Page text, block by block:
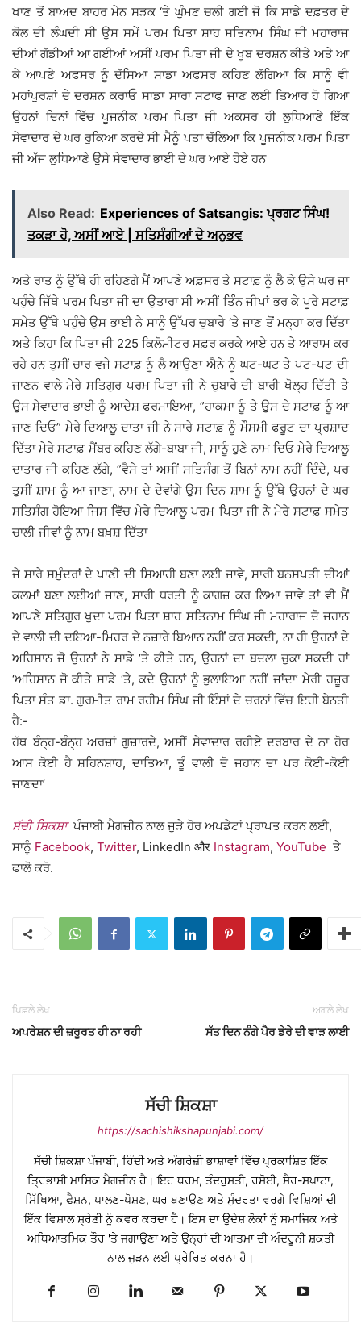
ਖਾਣ ਤੋਂ ਬਾਅਦ ਬਾਹਰ ਮੇਨ ਸੜਕ ‘ਤੇ ਘੁੰਮਣ ਚਲੀ ਗਈ ਜੋ ਕਿ ਸਾਡੇ ਦਫ਼ਤਰ ਦੇ
ਕੋਲ ਦੀ ਲੰਘਦੀ ਸੀ ਉਸ ਸਮੇਂ ਪਰਮ ਪਿਤਾ ਸ਼ਾਹ ਸਤਿਨਾਮ ਸਿੰਘ ਜੀ ਮਹਾਰਾਜ
ਦੀਆਂ ਗੱਡੀਆਂ ਆ ਗਈਆਂ ਅਸੀਂ ਪਰਮ ਪਿਤਾ ਜੀ ਦੇ ਖੂਬ ਦਰਸ਼ਨ ਕੀਤੇ ਅਤੇ ਆ
ਕੇ ਆਪਣੇ ਅਫਸਰ ਨੂੰ ਦੱਸਿਆ ਸਾਡਾ ਅਫਸਰ ਕਹਿਣ ਲੱਗਿਆ ਕਿ ਸਾਨੂੰ ਵੀ
ਮਹਾਂਪੁਰਸ਼ਾਂ ਦੇ ਦਰਸ਼ਨ ਕਰਾਓ ਸਾਡਾ ਸਾਰਾ ਸਟਾਫ ਜਾਣ ਲਈ ਤਿਆਰ ਹੋ ਗਿਆ
ਉਹਨਾਂ ਦਿਨਾਂ ਵਿੱਚ ਪੂਜਨੀਕ ਪਰਮ ਪਿਤਾ ਜੀ ਅਕਸਰ ਹੀ ਲੁਧਿਆਣੇ ਇੱਕ
ਸੇਵਾਦਾਰ ਦੇ ਘਰ ਰੁਕਿਆ ਕਰਦੇ ਸੀ ਮੈਨੂੰ ਪਤਾ ਚੱਲਿਆ ਕਿ ਪੂਜਨੀਕ ਪਰਮ ਪਿਤਾ
ਜੀ ਅੱਜ ਲੁਧਿਆਣੇ ਉਸੇ ਸੇਵਾਦਾਰ ਭਾਈ ਦੇ ਘਰ ਆਏ ਹੋਏ ਹਨ
Also Read: Experiences of Satsangis: ਪ੍ਰਗਟ ਸਿੰਘ!
ਤਕੜਾ ਹੋ, ਅਸੀਂ ਆਏ | ਸਤਿਸੰਗੀਆਂ ਦੇ ਅਨੁਭਵ
ਅਤੇ ਰਾਤ ਨੂੰ ਉੱਥੇ ਹੀ ਰਹਿਣਗੇ ਮੈਂ ਆਪਣੇ ਅਫ਼ਸਰ ਤੇ ਸਟਾਫ਼ ਨੂੰ ਲੈ ਕੇ ਉਸੇ ਘਰ ਜਾ
ਪਹੁੰਚੇ ਜਿੱਥੇ ਪਰਮ ਪਿਤਾ ਜੀ ਦਾ ਉਤਾਰਾ ਸੀ ਅਸੀਂ ਤਿੰੰਨ ਜੀਪਾਂ ਭਰ ਕੇ ਪੂਰੇ ਸਟਾਫ਼
ਸਮੇਤ ਉੱਥੇ ਪਹੁੰਚੇ ਉਸ ਭਾਈ ਨੇ ਸਾਨੂੰ ਉੱਪਰ ਚੁਬਾਰੇ ‘ਤੇ ਜਾਣ ਤੋਂ ਮਨ੍ਹਾ ਕਰ ਦਿੱਤਾ
ਅਤੇ ਕਿਹਾ ਕਿ ਪਿਤਾ ਜੀ 225 ਕਿਲੋਮੀਟਰ ਸਫ਼ਰ ਕਰਕੇ ਆਏ ਹਨ ਤੇ ਆਰਾਮ ਕਰ
ਰਹੇ ਹਨ ਤੁਸੀਂ ਚਾਰ ਵਜੇ ਸਟਾਫ਼ ਨੂੰ ਲੈ ਆਉਣਾ ਐਨੇ ਨੂੰ ਘਟ-ਘਟ ਤੇ ਪਟ-ਪਟ ਦੀ
ਜਾਣਨ ਵਾਲੇ ਮੇਰੇ ਸਤਿਗੁਰ ਪਰਮ ਪਿਤਾ ਜੀ ਨੇ ਚੁਬਾਰੇ ਦੀ ਬਾਰੀ ਖੋਲ੍ਹ ਦਿੱਤੀ ਤੇ
ਉਸ ਸੇਵਾਦਾਰ ਭਾਈ ਨੂੰ ਆਦੇਸ਼ ਫਰਮਾਇਆ, ”ਹਾਕਮਾ ਨੂੰ ਤੇ ਉਸ ਦੇ ਸਟਾਫ਼ ਨੂੰ ਆ
ਜਾਣ ਦਿਓ” ਮੇਰੇ ਦਿਆਲੂ ਦਾਤਾ ਜੀ ਨੇ ਸਾਰੇ ਸਟਾਫ਼ ਨੂੰ ਮੌਸਮੀ ਫਰੂਟ ਦਾ ਪ੍ਰਸ਼ਾਦ
ਦਿੱਤਾ ਮੇਰੇ ਸਟਾਫ਼ ਮੈਂਬਰ ਕਹਿਣ ਲੱਗੇ-ਬਾਬਾ ਜੀ, ਸਾਨੂੰ ਹੁਣੇ ਨਾਮ ਦਿਓ ਮੇਰੇ ਦਿਆਲੂ
ਦਾਤਾਰ ਜੀ ਕਹਿਣ ਲੱਗੇ, ”ਵੈਸੇ ਤਾਂ ਅਸੀਂ ਸਤਿਸੰਗ ਤੋਂ ਬਿਨਾਂ ਨਾਮ ਨਹੀਂ ਦਿੰਦੇ, ਪਰ
ਤੁਸੀਂ ਸ਼ਾਮ ਨੂੰ ਆ ਜਾਣਾ, ਨਾਮ ਦੇ ਦੇਵਾਂਗੇ ਉਸ ਦਿਨ ਸ਼ਾਮ ਨੂੰ ਉੱਥੇ ਉਹਨਾਂ ਦੇ ਘਰ
ਸਤਿਸੰਗ ਹੋਇਆ ਜਿਸ ਵਿੱਚ ਮੇਰੇ ਦਿਆਲੂ ਪਰਮ ਪਿਤਾ ਜੀ ਨੇ ਮੇਰੇ ਸਟਾਫ਼ ਸਮੇਤ
ਚਾਲੀ ਜੀਵਾਂ ਨੂੰ ਨਾਮ ਬਖ਼ਸ਼ ਦਿੱਤਾ
ਜੇ ਸਾਰੇ ਸਮੁੰਦਰਾਂ ਦੇ ਪਾਣੀ ਦੀ ਸਿਆਹੀ ਬਣਾ ਲਈ ਜਾਵੇ, ਸਾਰੀ ਬਨਸਪਤੀ ਦੀਆਂ
ਕਲਮਾਂ ਬਣਾ ਲਈਆਂ ਜਾਣ, ਸਾਰੀ ਧਰਤੀ ਨੂੰ ਕਾਗਜ਼ ਕਰ ਲਿਆ ਜਾਵੇ ਤਾਂ ਵੀ ਮੈਂ
ਆਪਣੇ ਸਤਿਗੁਰ ਖੁਦਾ ਪਰਮ ਪਿਤਾ ਸ਼ਾਹ ਸਤਿਨਾਮ ਸਿੰਘ ਜੀ ਮਹਾਰਾਜ ਦੋ ਜਹਾਨ
ਦੇ ਵਾਲੀ ਦੀ ਦਇਆ-ਮਿਹਰ ਦੇ ਨਜ਼ਾਰੇ ਬਿਆਨ ਨਹੀਂ ਕਰ ਸਕਦੀ, ਨਾ ਹੀ ਉਹਨਾਂ ਦੇ
ਅਹਿਸਾਨ ਜੋ ਉਹਨਾਂ ਨੇ ਸਾਡੇ ‘ਤੇ ਕੀਤੇ ਹਨ, ਉਹਨਾਂ ਦਾ ਬਦਲਾ ਚੁਕਾ ਸਕਦੀ ਹਾਂ
‘ਅਹਿਸਾਨ ਜੋ ਕੀਤੇ ਸਾਡੇ ‘ਤੇ, ਕਦੇ ਉਹਨਾਂ ਨੂੰ ਭੁਲਾਇਆ ਨਹੀਂ ਜਾਂਦਾ’ ਮੇਰੀ ਹਜ਼ੂਰ
ਪਿਤਾ ਸੰਤ ਡਾ. ਗੁਰਮੀਤ ਰਾਮ ਰਹੀਮ ਸਿੰਘ ਜੀ ਇੰਸਾਂ ਦੇ ਚਰਨਾਂ ਵਿੱਚ ਇਹੀ ਬੇਨਤੀ
ਹੈ:-
ਹੱਥ ਬੰਨ੍ਹ-ਬੰਨ੍ਹ ਅਰਜ਼ਾਂ ਗੁਜ਼ਾਰਦੇ, ਅਸੀਂ ਸੇਵਾਦਾਰ ਰਹੀਏ ਦਰਬਾਰ ਦੇ ਨਾ ਹੋਰ
ਆਸ ਕੋਈ ਹੈ ਸ਼ਹਿਨਸ਼ਾਹ, ਦਾਤਿਆ, ਤੂੰ ਵਾਲੀ ਦੋ ਜਹਾਨ ਦਾ ਪਰ ਕੋਈ-ਕੋਈ
ਜਾਣਦਾ’
ਸੱਚੀ ਸ਼ਿਕਸ਼ਾ ਪੰਜਾਬੀ ਮੈਗਜ਼ੀਨ ਨਾਲ ਜੁੜੇ ਹੋਰ ਅਪਡੇਟਾਂ ਪ੍ਰਾਪਤ ਕਰਨ ਲਈ,
ਸਾਨੂੰ Facebook, Twitter, LinkedIn और Instagram, YouTube ਤੇ
ਫਾਲੋ ਕਰੋ.
ਪਿਛਲੇ ਲੇਖ
ਅਪਰੇਸ਼ਨ ਦੀ ਜ਼ਰੂਰਤ ਹੀ ਨਾ ਰਹੀ
ਅਗਲੇ ਲੇਖ
ਸੱਤ ਦਿਨ ਨੰਗੇ ਪੈਰ ਡੇਰੇ ਦੀ ਵਾੜ ਲਾਈ
ਸੱਚੀ ਸ਼ਿਕਸ਼ਾ
https://sachishikshapunjabi.com/
ਸੱਚੀ ਸ਼ਿਕਸ਼ਾ ਪੰਜਾਬੀ, ਹਿੰਦੀ ਅਤੇ ਅੰਗਰੇਜ਼ੀ ਭਾਸ਼ਾਵਾਂ ਵਿੱਚ ਪ੍ਰਕਾਸ਼ਿਤ ਇੱਕ
ਤ੍ਰਿਭਾਸ਼ੀ ਮਾਸਿਕ ਮੈਗਜ਼ੀਨ ਹੈ। ਇਹ ਧਰਮ, ਤੰਦਰੁਸਤੀ, ਰਸੋਈ, ਸੈਰ-ਸਪਾਟਾ,
ਸਿੱਖਿਆ, ਫੈਸ਼ਨ, ਪਾਲਣ-ਪੋਸ਼ਣ, ਘਰ ਬਣਾਉਣ ਅਤੇ ਸੁੰਦਰਤਾ ਵਰਗੇ ਵਿਸ਼ਿਆਂ ਦੀ
ਇੱਕ ਵਿਸ਼ਾਲ ਸ਼੍ਰੇਣੀ ਨੂੰ ਕਵਰ ਕਰਦਾ ਹੈ। ਇਸ ਦਾ ਉਦੇਸ਼ ਲੋਕਾਂ ਨੂੰ ਸਮਾਜਿਕ ਅਤੇ
ਅਧਿਆਤਮਿਕ ਤੌਰ 'ਤੇ ਜਗਾਉਣਾ ਅਤੇ ਉਨ੍ਹਾਂ ਦੀ ਆਤਮਾ ਦੀ ਅੰਦਰੂਨੀ ਸ਼ਕਤੀ
ਨਾਲ ਜੁੜਨ ਲਈ ਪ੍ਰੇਰਿਤ ਕਰਨਾ ਹੈ।